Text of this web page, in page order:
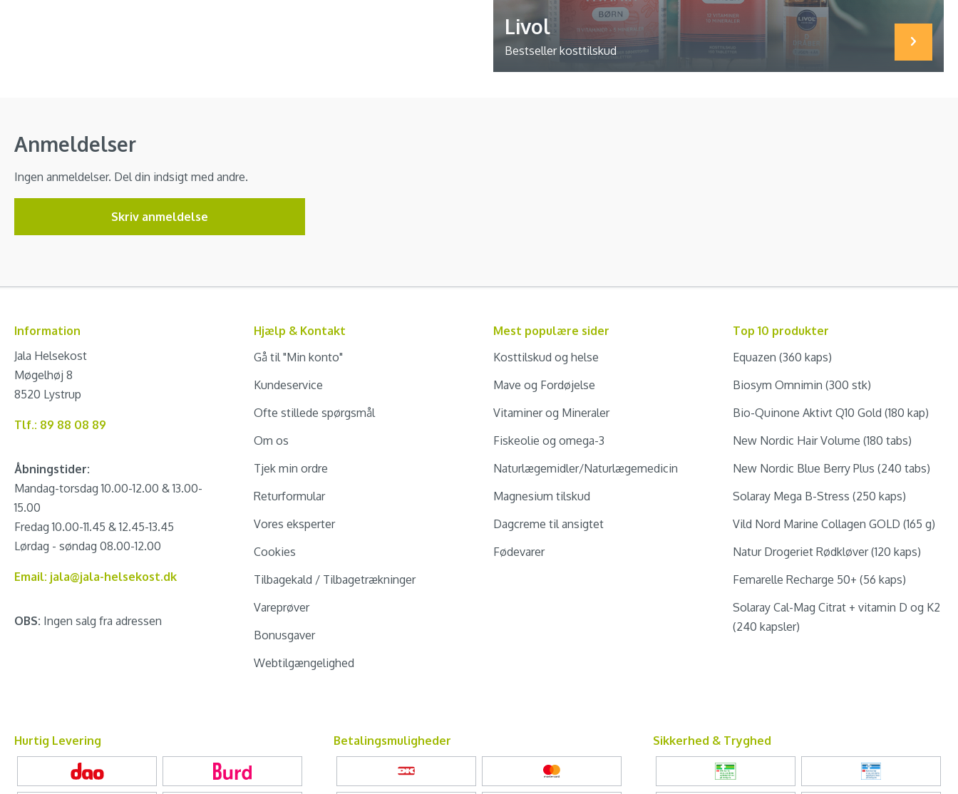
Livol
Bestseller kosttilskud
Anmeldelser
Ingen anmeldelser. Del din indsigt med andre.
Skriv anmeldelse
Information
Jala Helsekost
Møgelhøj 8
8520 Lystrup
Tlf.: 89 88 08 89
Åbningstider:
Mandag-torsdag 10.00-12.00 & 13.00-
15.00
Fredag 10.00-11.45 & 12.45-13.45
Lørdag - søndag 08.00-12.00
Email: jala@jala-helsekost.dk
OBS: Ingen salg fra adressen
Hjælp & Kontakt
Gå til "Min konto"
Kundeservice
Ofte stillede spørgsmål
Om os
Tjek min ordre
Returformular
Vores eksperter
Cookies
Tilbagekald / Tilbagetrækninger
Vareprøver
Bonusgaver
Webtilgængelighed
Mest populære sider
Kosttilskud og helse
Mave og Fordøjelse
Vitaminer og Mineraler
Fiskeolie og omega-3
Naturlægemidler/Naturlægemedicin
Magnesium tilskud
Dagcreme til ansigtet
Fødevarer
Top 10 produkter
Equazen (360 kaps)
Biosym Omnimin (300 stk)
Bio-Quinone Aktivt Q10 Gold (180 kap)
New Nordic Hair Volume (180 tabs)
New Nordic Blue Berry Plus (240 tabs)
Solaray Mega B-Stress (250 kaps)
Vild Nord Marine Collagen GOLD (165 g)
Natur Drogeriet Rødkløver (120 kaps)
Femarelle Recharge 50+ (56 kaps)
Solaray Cal-Mag Citrat + vitamin D og K2
(240 kapsler)
Hurtig Levering Betalingsmuligheder Sikkerhed & Tryghed